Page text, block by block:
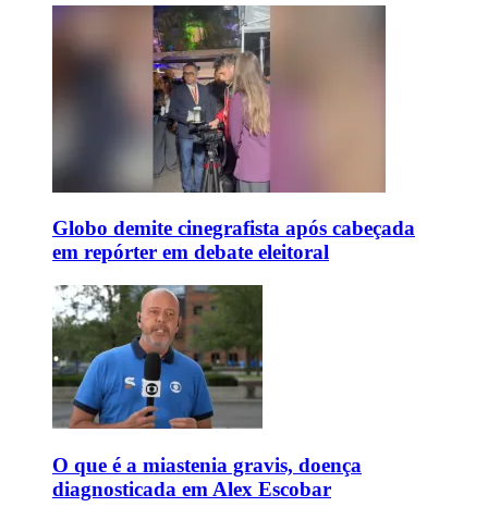
Globo demite cinegrafista após cabeçada
em repórter em debate eleitoral
O que é a miastenia gravis, doença
diagnosticada em Alex Escobar